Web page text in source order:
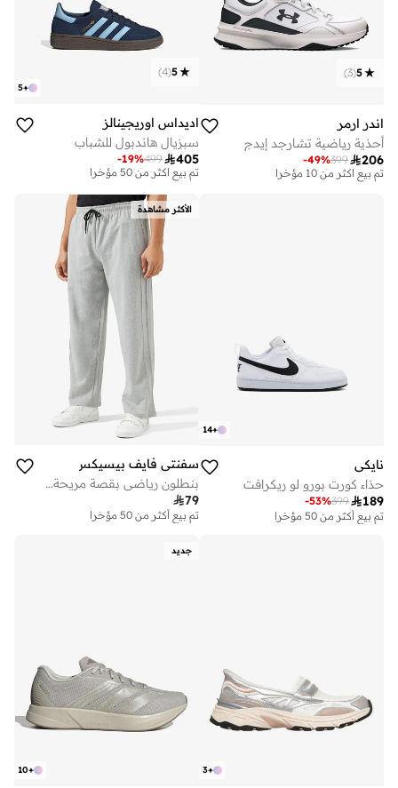
5
(
3
)
اندر ارمر
أحذية رياضية تشارجد إيدج
206
399
-49%
توصيل مجاني
تم بيع أكثر من 10 مؤخرا
+
5
5
(
4
)
اديداس اوريجينالز
سبزيال هاندبول للشباب
405
499
-19%توصيل مجاني
تم بيع أكثر من 50 مؤخرا
تم بيع أكثر من 50 مؤخرا
+
14
نايكي
حذاء كورت بورو لو ريكرافت
189
399
-53%
تم بيع أكثر من 50 مؤخرا
الأكثر مشاهدة
سفنتي فايف بيسيكس
بنطلون رياضي بقصة مريحة وفتحة جانبية
79
تم بيع أكثر من 50 مؤخرا
+
3
جديد
+
10